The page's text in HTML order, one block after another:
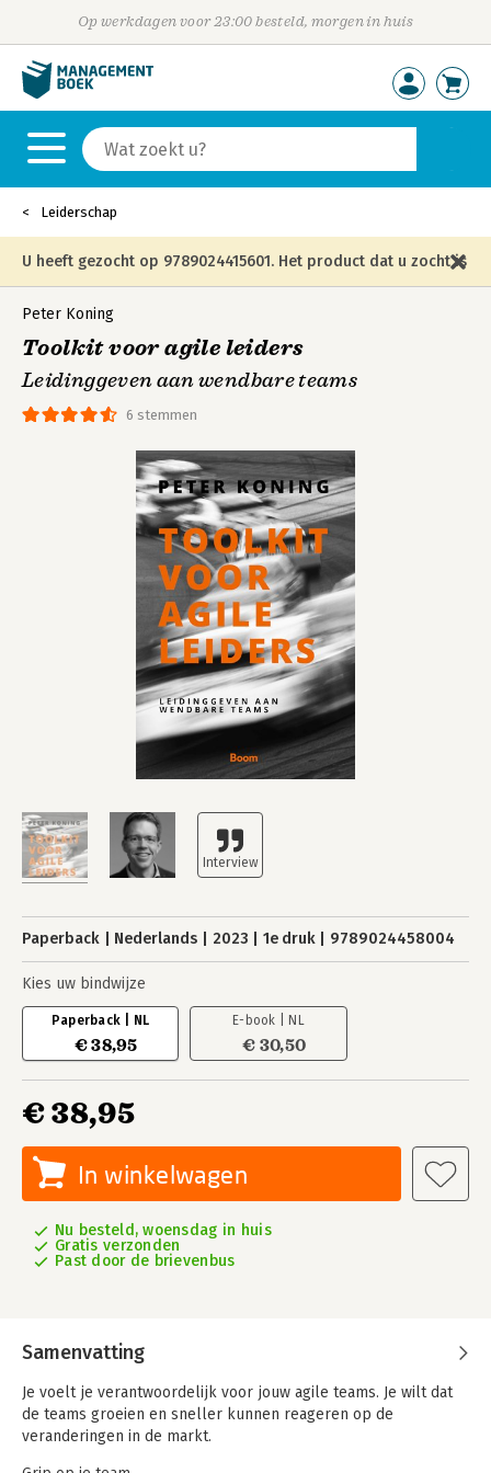
Op werkdagen voor 23:00 besteld, morgen in huis
Leiderschap
U heeft gezocht op 9789024415601. Het product dat u zocht is
niet meer in die editie leverbaar en is vervangen door de
onderstaande editie.
6 stemmen
Peter Koning
Toolkit voor agile leiders
Leidinggeven aan wendbare teams
Paperback Nederlands 2023 1e druk 9789024458004
Kies uw bindwijze
Paperback | NL
€ 38,95
E-book | NL
€ 30,50
€ 38,95
In winkelwagen
Nu besteld, woensdag in huis
Gratis verzonden
Past door de brievenbus
Samenvatting
Je voelt je verantwoordelijk voor jouw agile teams. Je wilt dat
de teams groeien en sneller kunnen reageren op de
veranderingen in de markt.